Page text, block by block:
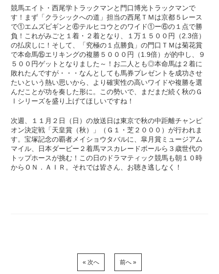
競馬エイト・西尾学トラックマンと門口博光トラックマンで
す！まず「クラシックへの道」担当の西尾ＴＭは京都５レース
で①エムズビギンと⑥テルヒコウとのワイド①ー⑥の１点で勝
負！これがみごと１着・２着となり、１万１５００円（2.3倍）
の払戻しに！そして、「究極の１点勝負」の門口ＴＭは菊花賞
で本命馬⑮エリキングの複勝５０００円（1.9倍）が的中し、９
５００円ゲットとなりました～！お二人とも◎本命馬は２着に
敗れたんですが・・・なんとしても馬券プレゼントを成功させ
たいという熱い思いから、より確実性の高いワイドや複勝を選
んだことが功を奏した形に。この勢いで、まだまだ続く秋のＧ
Ⅰシリーズを盛り上げてほしいですね！
次週、１１月２日（日）の放送日は東京で秋の中距離チャンピ
オン決定戦「天皇賞（秋）」（Ｇ１・芝２０００）が行われま
す。宝塚記念の覇者メイショウタバルに、皐月賞ミュージアム
マイル、日本ダービー２着馬マスカレードボールら３歳世代の
トップホースが挑む！この日のドラマティック競馬も朝１０時
からＯＮ．ＡＩＲ。それでは皆さん、お聴き逃しなく！
« 次へ 前へ »